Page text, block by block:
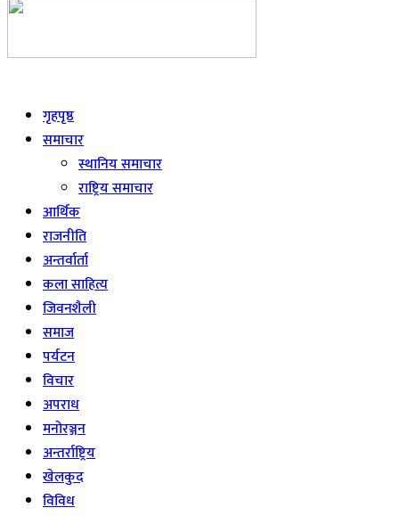
गृहपृष्ठ
समाचार
स्थानिय समाचार
राष्ट्रिय समाचार
आर्थिक
राजनीति
अन्तर्वार्ता
कला साहित्य
जिवनशैली
समाज
पर्यटन
विचार
अपराध
मनोरञ्जन
अन्तर्राष्ट्रिय
खेलकुद
विविध